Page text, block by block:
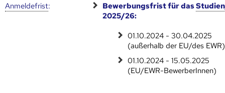
Anmelde­frist: Bewerbungsfrist für das
2025/26:
01.10.2024 - 30.04.2025
(außerhalb der EU/des EWR)
01.10.2024 - 15.05.2025
(EU/EWR-BewerberInnen)